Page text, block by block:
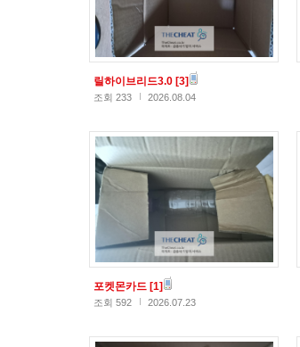
릴하이브리드3.0 [3]
조회 233 2026.08.04
포켓몬카드 [1]
조회 592 2026.07.23